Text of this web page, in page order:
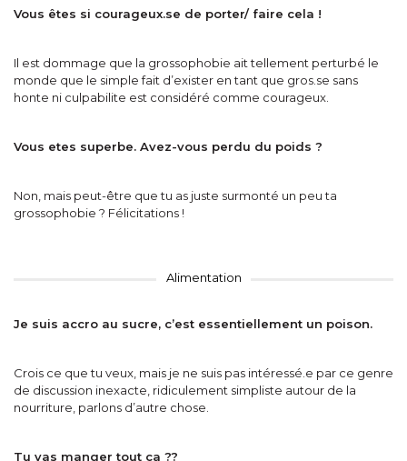
Vous êtes si courageux.se de porter/ faire cela !
Il est dommage que la grossophobie ait tellement perturbé le
monde que le simple fait d’exister en tant que gros.se sans
honte ni culpabilite est considéré comme courageux.
Vous etes superbe. Avez-vous perdu du poids ?
Non, mais peut-être que tu as juste surmonté un peu ta
grossophobie ? Félicitations !
Alimentation
Je suis accro au sucre, c’est essentiellement un poison.
Crois ce que tu veux, mais je ne suis pas intéressé.e par ce genre
de discussion inexacte, ridiculement simpliste autour de la
nourriture, parlons d’autre chose.
Tu vas manger tout ça ??